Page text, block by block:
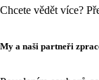
Chcete vědět více?
My a naši partneři